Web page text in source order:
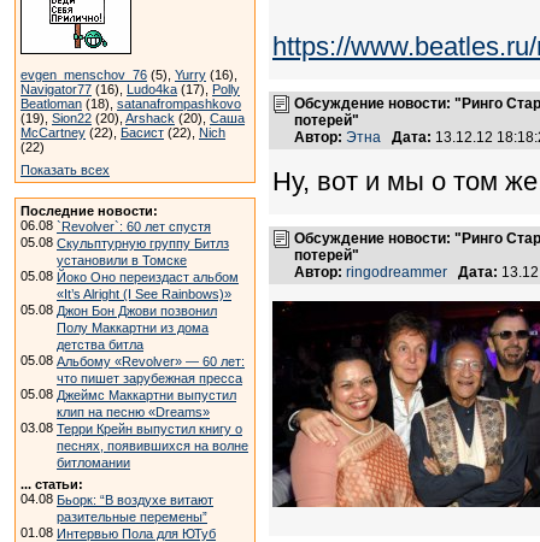
evgen_menschov_76 (5), Yurry (16),
Navigator77 (16), Ludo4ka (17), Polly
Beatloman (18), satanafrompashkovo
(19), Sion22 (20), Arshack (20), Саша
McCartney (22), Басист (22), Nich
(22)
Показать всех
Последние новости:
06.08 `Revolver`: 60 лет спустя
05.08 Скульптурную группу Битлз
установили в Томске
05.08 Йоко Оно переиздаст альбом
«It’s Alright (I See Rainbows)»
05.08 Джон Бон Джови позвонил
Полу Маккартни из дома
детства битла
05.08 Альбому «Revolver» — 60 лет:
что пишет зарубежная пресса
05.08 Джеймс Маккартни выпустил
клип на песню «Dreams»
03.08 Терри Крейн выпустил книгу о
песнях, появившихся на волне
битломании
... статьи:
04.08 Бьорк: “В воздухе витают
разительные перемены”
01.08 Интервью Пола для ЮТуб
https://
Обсуждение новости: "Ринго
потерей"
Автор: Этна Дата: 13.12.12
Ну, вот и мы о том
Обсуждение новости: "Ринго
потерей"
Автор: ringodreammer Дата: